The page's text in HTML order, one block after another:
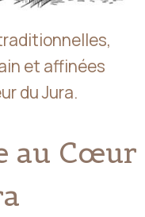
et affinées
du Jura.
au Cœur